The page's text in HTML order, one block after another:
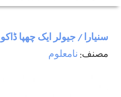
سنیارا / جیولر ایک چھپا ڈاکو
مصنف: نامعلوم